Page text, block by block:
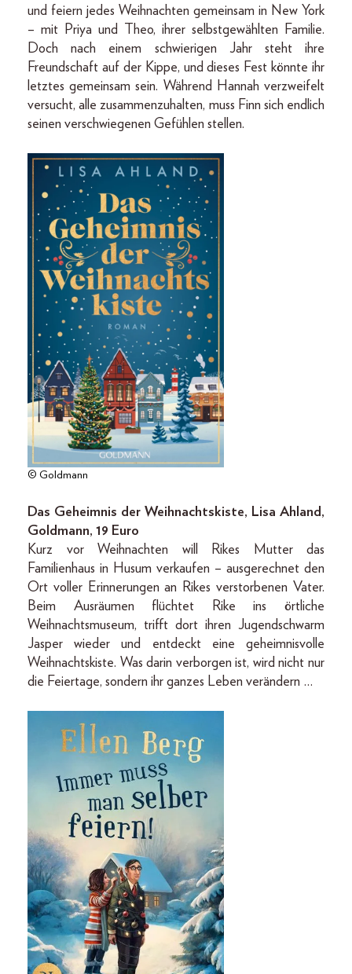
und feiern jedes Weihnachten gemeinsam in New York
– mit Priya und Theo, ihrer selbstgewählten Familie.
Doch nach einem schwierigen Jahr steht ihre
Freundschaft auf der Kippe, und dieses Fest könnte ihr
letztes gemeinsam sein. Während Hannah verzweifelt
versucht, alle zusammenzuhalten, muss Finn sich endlich
seinen verschwiegenen Gefühlen stellen.
© Goldmann
Das Geheimnis der Weihnachtskiste, Lisa Ahland,
Goldmann, 19 Euro
Kurz vor Weihnachten will Rikes Mutter das
Familienhaus in Husum verkaufen – ausgerechnet den
Ort voller Erinnerungen an Rikes verstorbenen Vater.
Beim Ausräumen flüchtet Rike ins örtliche
Weihnachtsmuseum, trifft dort ihren Jugendschwarm
Jasper wieder und entdeckt eine geheimnisvolle
Weihnachtskiste. Was darin verborgen ist, wird nicht nur
die Feiertage, sondern ihr ganzes Leben verändern …